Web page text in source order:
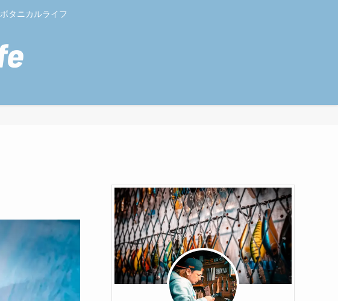
ボタニカルライフ